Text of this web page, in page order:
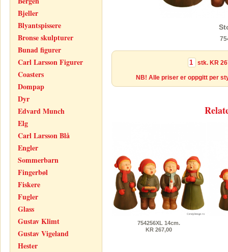
Bjeller
Blyantspissere
Bronse skulpturer
Bunad figurer
Carl Larsson Figurer
Coasters
Dompap
Dyr
Edvard Munch
Elg
Carl Larsson Blå
Engler
Sommerbarn
Fingerbøl
Fiskere
Fugler
Glass
Gustav Klimt
Gustav Vigeland
Hester
stk. KR
NB! Alle priser er oppgitt per
754256XL 14cm.
KR 267,00